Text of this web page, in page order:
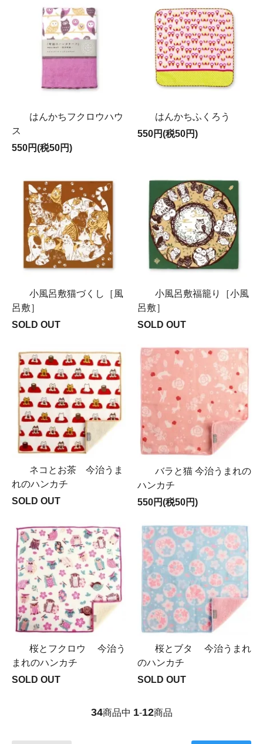
はんかちフクロウハウ
ス
550円(税50円)
はんかちふくろう
550円(税50円)
小風呂敷猫づくし［風
呂敷］
SOLD OUT
小風呂敷福籠り［小風
呂敷］
SOLD OUT
ネコとお茶 今治うま
れのハンカチ
SOLD OUT
バラと猫 今治うまれの
ハンカチ
550円(税50円)
桜とフクロウ 今治う
まれのハンカチ
SOLD OUT
桜とブタ 今治うまれ
のハンカチ
SOLD OUT
34商品中 1-12商品